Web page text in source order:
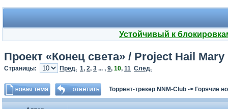
Устойчивый к
Проект «Конец света» / Project Hail
Страницы: Пред. 1, 2, 3 ... , 9, 10, 11 След.
Торрент-трекер NNM-Club -> Горячие